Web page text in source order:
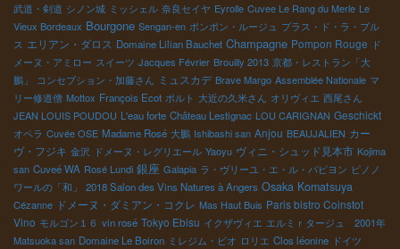
武道・剣道 シノン城 ミッシェル 奈良セイヤ Eyrolle Cuvee Le Rang du Merle Le
Vieux Bordeaux Bourgone Sengan-en ポンポン・ルージュ プラス・ド・ラ・ブル
ス エリアン・ダロス Domaine Lilian Bauchet Champagne Pompon Rouge ド
メーヌ・アミロー スイーツ Jacques Février Brouilly 2013 京都・レストラン「大
鵬」
コンセプション・加藤さん ミュスカデ Brave Margo Assemblée Nationale マ
リー修道僧 Mottox François Ecot ポルト 大近の久米さん オリヴィエ 西尾さん
JEAN LOUIS POUDOU L'eau forte Château Lestignac LOU CARIGNAN Geschickt
オペラ Cuvée OSE Madame Rosé 大鵬 Ishibashi san Anjou BEAUJALIEN カー
ヴ・フジキ 金沢 ドメーヌ・レグリエール Yaoyu ヴィニ・シュッド見本市 Kojima
san Cuveé WA Rosé Lundi 銀座 Galapia ラ・ヴリーユ・エ・ル・パピヨン ピノノ
ワールの「和」
2018 Salon des Vins Natures à Angers Osaka Komatsuya
Cézanne ドメーヌ・ダミアン・コクレ Mas Haut Buis Paris bistro Coinstot
Vino モルゴン１６ vin rosé Tokyo Ebisu イクザヴィエ エルミｒタージュ 2001年
Matsuoka san Domaine Le Boiron ミレジム・ビオ ロリエ Clos léonine ドイツ